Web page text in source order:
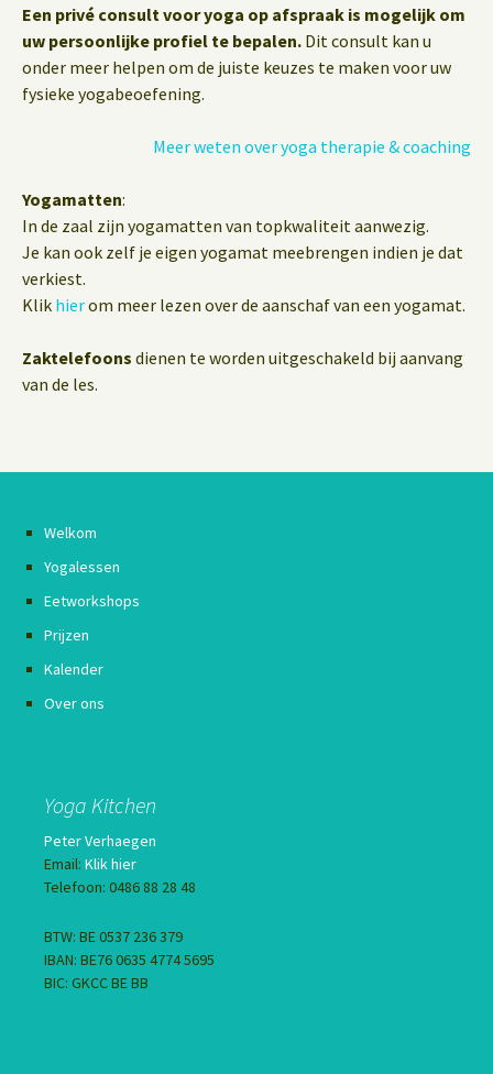
Een privé consult voor yoga op afspraak is mogelijk om
uw persoonlijke profiel te bepalen. Dit consult kan u
onder meer helpen om de juiste keuzes te maken voor uw
fysieke yogabeoefening.
Meer weten over yoga therapie & coaching
Yogamatten:
In de zaal zijn yogamatten van topkwaliteit aanwezig.
Je kan ook zelf je eigen yogamat meebrengen indien je dat
verkiest.
Klik hierom meer lezen over de aanschaf van een yogamat.
Zaktelefoons dienen te worden uitgeschakeld bij aanvang
van de les.
Welkom
Yogalessen
Eetworkshops
Prijzen
Kalender
Over ons
Yoga Kitchen
Peter Verhaegen
Email: Klik hier
Telefoon: 0486 88 28 48
BTW: BE 0537 236 379
IBAN: BE76 0635 4774 5695
BIC: GKCC BE BB